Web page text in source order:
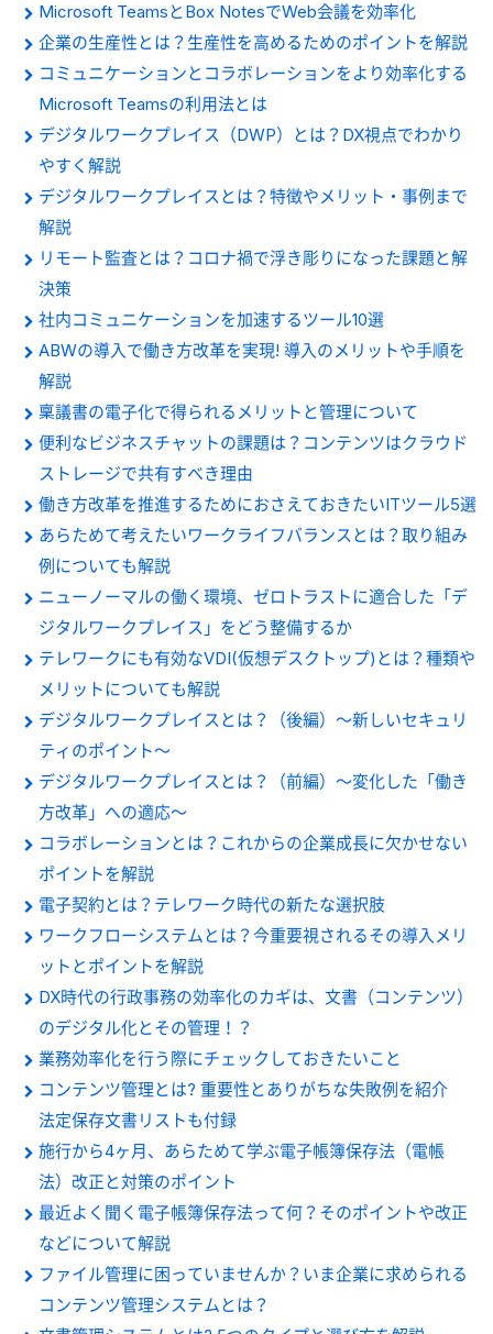
Microsoft TeamsとBox NotesでWeb会議を効率化
企業の生産性とは？生産性を高めるためのポイントを解説
コミュニケーションとコラボレーションをより効率化する
Microsoft Teamsの利用法とは
デジタルワークプレイス（DWP）とは？DX視点でわかり
やすく解説
デジタルワークプレイスとは？特徴やメリット・事例まで
解説
リモート監査とは？コロナ禍で浮き彫りになった課題と解
決策
社内コミュニケーションを加速するツール10選
ABWの導入で働き方改革を実現! 導入のメリットや手順を
解説
稟議書の電子化で得られるメリットと管理について
便利なビジネスチャットの課題は？コンテンツはクラウド
ストレージで共有すべき理由
働き方改革を推進するためにおさえておきたいITツール5選
あらためて考えたいワークライフバランスとは？取り組み
例についても解説
ニューノーマルの働く環境、ゼロトラストに適合した「デ
ジタルワークプレイス」をどう整備するか
テレワークにも有効なVDI(仮想デスクトップ)とは？種類や
メリットについても解説
デジタルワークプレイスとは？（後編）～新しいセキュリ
ティのポイント～
デジタルワークプレイスとは？（前編）～変化した「働き
方改革」への適応～
コラボレーションとは？これからの企業成長に欠かせない
ポイントを解説
電子契約とは？テレワーク時代の新たな選択肢
ワークフローシステムとは？今重要視されるその導入メリ
ットとポイントを解説
DX時代の行政事務の効率化のカギは、文書（コンテンツ）
のデジタル化とその管理！？
業務効率化を行う際にチェックしておきたいこと
コンテンツ管理とは? 重要性とありがちな失敗例を紹介
法定保存文書リストも付録
施行から4ヶ月、あらためて学ぶ電子帳簿保存法（電帳
法）改正と対策のポイント
最近よく聞く電子帳簿保存法って何？そのポイントや改正
などについて解説
ファイル管理に困っていませんか？いま企業に求められる
コンテンツ管理システムとは？